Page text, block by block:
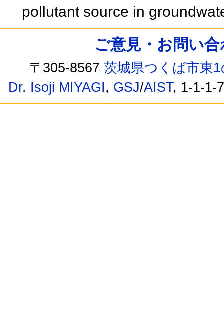
pollutant source in
ご意見・お問い
〒305-8567茨城県つくば市東
Dr. Isoji MIYAGI, GSJ/AIST, 1-1-1-